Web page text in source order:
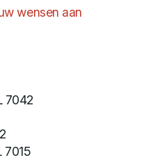
wensen aan
7042
7015